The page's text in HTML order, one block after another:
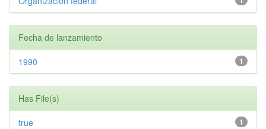
Fecha de lanzamiento
1
1990
Has File(s)
1
true